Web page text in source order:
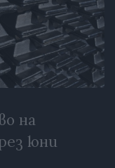
на
юни